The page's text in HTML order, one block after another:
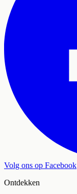
Volg ons op Facebook
Ontdekken